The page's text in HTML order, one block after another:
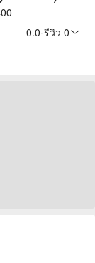
0.0 รีวิว 0